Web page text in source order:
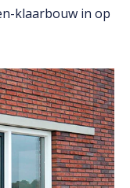
klaarbouw in op